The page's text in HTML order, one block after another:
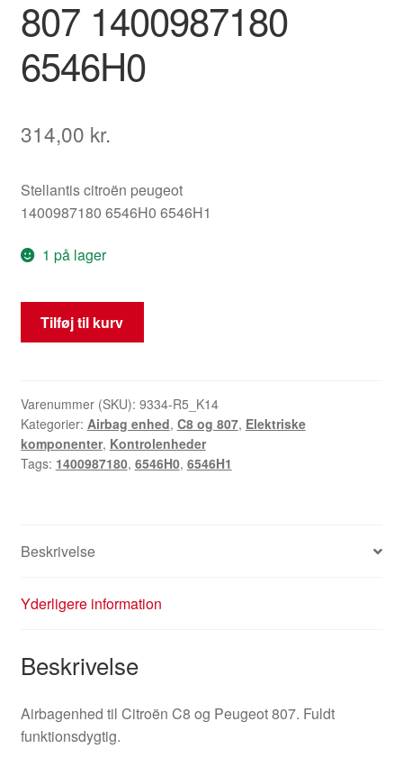
807 1400987180
6546H0
314,00 kr.
Stellantis citroën peugeot
1400987180 6546H0 6546H1
1 på lager
Airbagstyringsenhed
Citroën
807
1400987180
6546H0
antal
Tilføj til kurv
Varenummer (SKU): 9334-R5_K14
Kategorier: Airbag enhed, C8 og 807, Elektriske
komponenter, Kontrolenheder
Tags: 1400987180, 6546H0, 6546H1
Beskrivelse
Yderligere information
Beskrivelse
Airbagenhed til Citroën C8 og Peugeot 807. Fuldt
funktionsdygtig.